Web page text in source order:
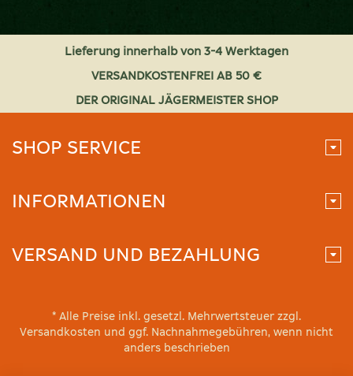
Lieferung innerhalb von 3-4 Werktagen
VERSANDKOSTENFREI AB 50 €
DER ORIGINAL JÄGERMEISTER SHOP
SHOP SERVICE
INFORMATIONEN
VERSAND UND BEZAHLUNG
* Alle Preise inkl. gesetzl. Mehrwertsteuer zzgl.
Versandkosten und ggf. Nachnahmegebühren, wenn nicht
anders beschrieben